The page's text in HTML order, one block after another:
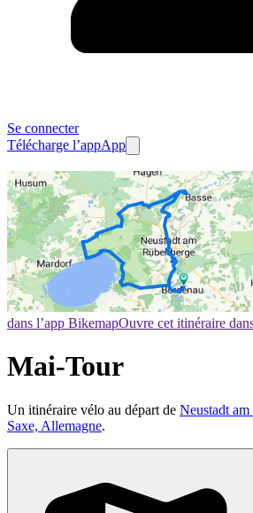
Se connecter
Télécharge l’appApp
dans l’app BikemapOuvre cet itinéraire
Mai-Tour
Un itinéraire vélo au départ de Neustadt
Saxe, Allemagne.